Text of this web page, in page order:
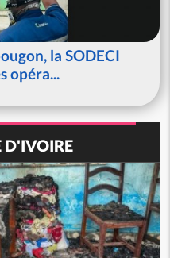
la SODECI
opéra...
D'IVOIRE